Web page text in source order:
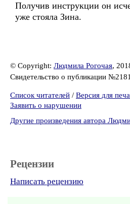
Получив инструкции он
уже стояла Зина.
© Copyright: Людмила Рогочая,
Свидетельство о публикации
Список читателей / Версия для
Заявить о нарушении
Другие произведения автора
Рецензии
Написать рецензию